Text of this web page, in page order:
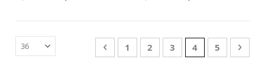
PagePage
Précédent
Page
1 Page
2 Page
3 You're
4 Page
5 Page